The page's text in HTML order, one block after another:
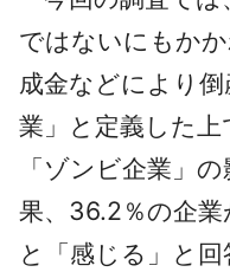
ではないにもか
成金などにより
業」と定義した
「ゾンビ企業」
果、36.2％の企
と「感じる」と回